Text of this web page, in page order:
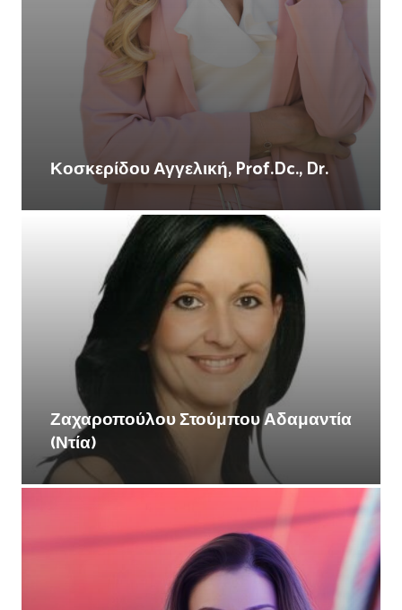
Κοσκερίδου Αγγελική, Prof.Dc., Dr.
Ζαχαροπούλου Στούμπου Αδαμαντία
(Ντία)